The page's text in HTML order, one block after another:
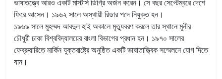
ভাষাতত্ত্বে আরও একটি মাস্টার্স ডিগ্রি অর্জন করেন। সে বছর সেপ্টেম্বরে দেশে
ফিরে আসেন। ১৯৬২ সালে অস্থায়ী রিডার পদে নিযুক্ত হন।
১৯৬৯ সালে মুহম্মদ আবদুল হাই অকালে মৃত্যুবরণ করলে তার স্থানে মুনীর
চৌধুরী ঢাকা বিশ্ববিদ্যালয়ের বাংলা বিভাগের প্রধান হন। ১৯৭০ সালের
ফেব্রুয়ারিতে মার্কিন যুক্তরাষ্ট্রে অনুষ্ঠিত একটি ভাষাতাত্ত্বিক সম্মেলনে যোগ দিতে
যান।